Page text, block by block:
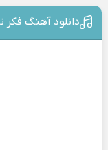
دانلود آهنگ فکر